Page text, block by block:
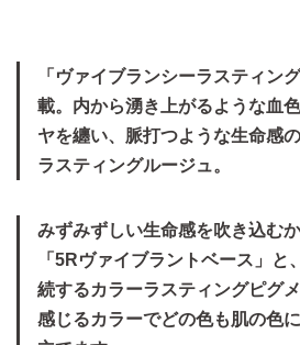
「ヴァイブランシーラスティン
載。内から湧き上がるような血
ヤを纏い、脈打つような生命感
ラスティングルージュ。
みずみずしい生命感を吹き込む
「5Rヴァイブラントベース」と
続するカラーラスティングピグ
感じるカラーでどの色も肌の色